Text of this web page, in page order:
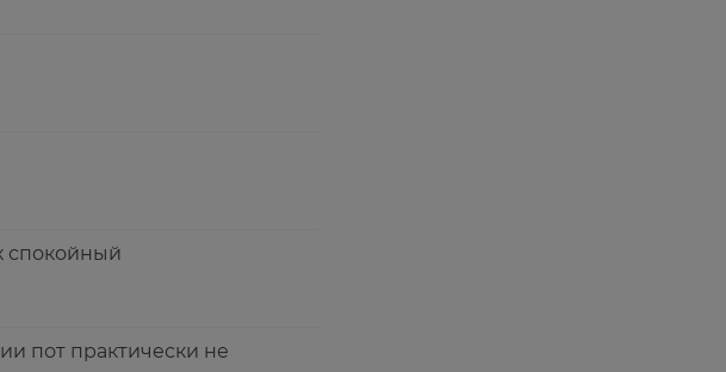
спокойный
пот практически не